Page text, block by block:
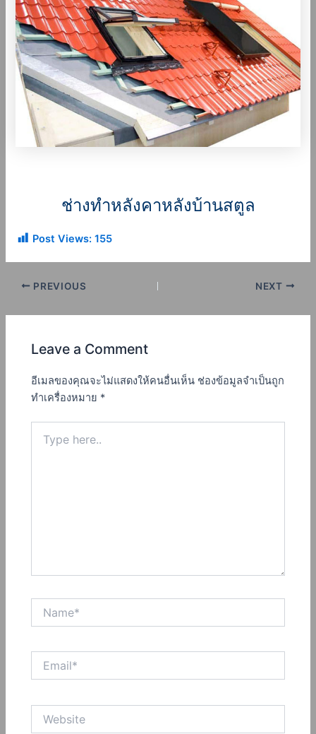
ช่างทําหลังคาหลังบ้านสตูล
Post Views: 155
PREVIOUS NEXT
Leave a Comment
อีเมลของคุณจะไม่แสดงให้คนอื่นเห็น ช่องข้อมูลจำเป็นถูก
ทำเครื่องหมาย *
here..